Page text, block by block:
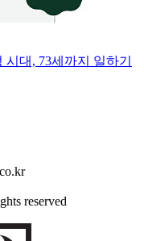
대, 73세까지 일하기
reserved